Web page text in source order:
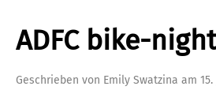
ADFC bike-
Geschrieben von Emily Swatzina am